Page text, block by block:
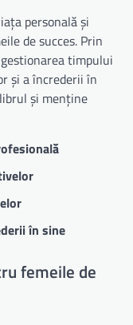
personală și
de succes. Prin
timpului
și a încrederii în
și menține
în sine
femeile de